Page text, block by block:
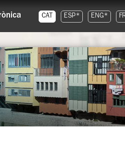
CAT ESP* ENG*